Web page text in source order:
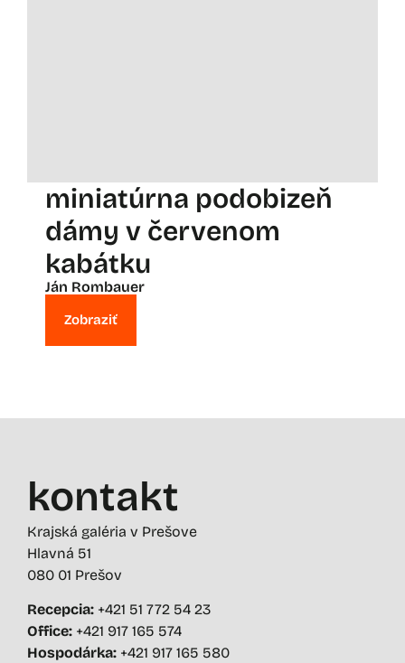
miniatúrna podobizeň
dámy v červenom
kabátku
Ján Rombauer
Zobraziť
kontakt
Krajská galéria v Prešove
Hlavná 51
080 01 Prešov
Recepcia: +421 51 772 54 23
Office: +421 917 165 574
Hospodárka: +421 917 165 580